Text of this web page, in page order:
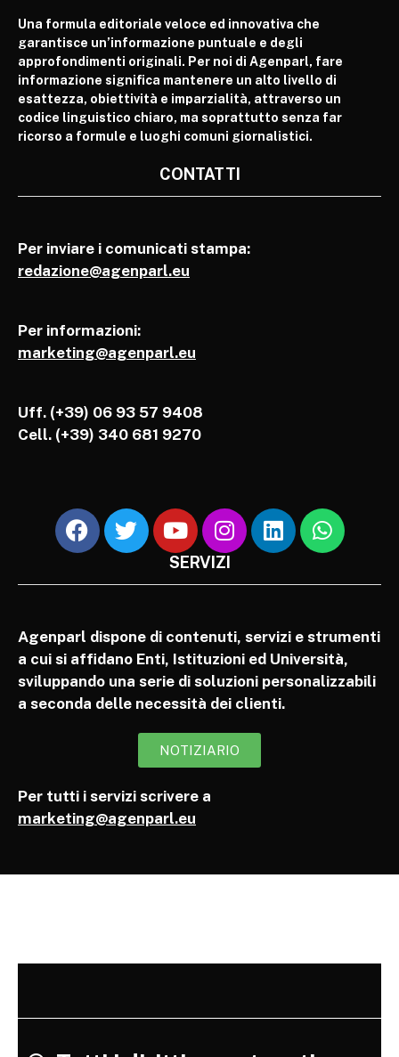
Una formula editoriale veloce ed innovativa che
garantisce un’informazione puntuale e degli
approfondimenti originali. Per noi di Agenparl, fare
informazione significa mantenere un alto livello di
esattezza, obiettività e imparzialità, attraverso un
codice linguistico chiaro, ma soprattutto senza far
ricorso a formule e luoghi comuni giornalistici.
CONTATTI
Per inviare i comunicati stampa:
redazione@agenparl.eu
Per informazioni:
marketing@agenparl.eu
Uff. (+39) 06 93 57 9408
Cell. (+39) 340 681 9270
SERVIZI
Agenparl dispone di contenuti, servizi e strumenti
a cui si affidano Enti, Istituzioni ed Università,
sviluppando una serie di soluzioni personalizzabili
a seconda delle necessità dei clienti.
NOTIZIARIO
Per tutti i servizi scrivere a
marketing@agenparl.eu